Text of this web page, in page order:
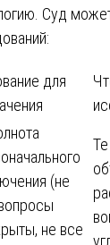
Суд
для
(не
не все